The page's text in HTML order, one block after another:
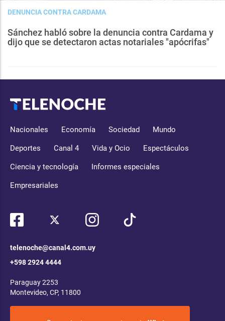
DENUNCIA CONTRA CARDAMA
Sánchez habló sobre la denuncia contra Cardama y
dijo que se detectaron actas notariales "apócrifas"
Nacionales Economía Sociedad Mundo
Deportes Canal 4 Vida y Ocio Espectáculos
Ciencia y tecnología Informes especiales
Empresariales
telenoche@canal4.com.uy
+598 2924 4444
Paraguay 2253
Montevideo, CP, 11800